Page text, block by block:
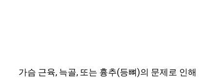
가슴 근육, 늑골, 또는 흉추(등뼈)의 문제로 인해